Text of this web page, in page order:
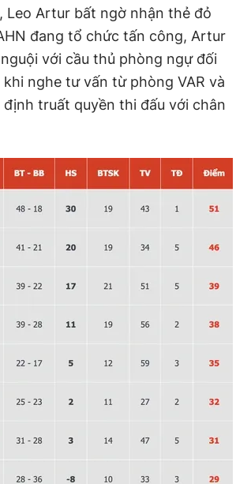
Leo Artur bất ngờ nhận thẻ đỏ
đang tổ chức tấn công, Artur
với cầu thủ phòng ngự đối
nghe tư vấn từ phòng VAR và
truất quyền thi đấu với chân